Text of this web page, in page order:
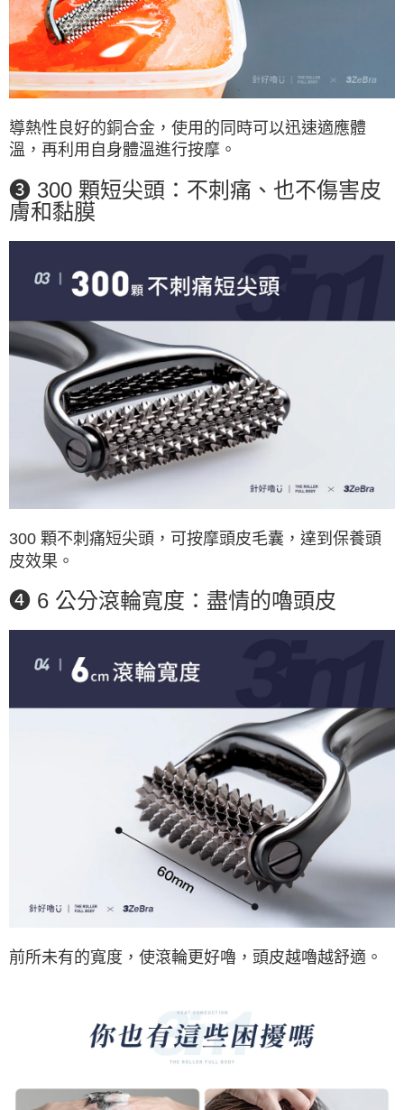
導熱性良好的銅合金，使用的同時可以迅速適應體
溫，再利用自身體溫進行按摩。
❸ 300 顆短尖頭：不刺痛、也不傷害皮
膚和黏膜
300 顆不刺痛短尖頭，可按摩頭皮毛囊，達到保養頭
皮效果。
❹ 6 公分滾輪寬度：盡情的嚕頭皮
前所未有的寬度，使滾輪更好嚕，頭皮越嚕越舒適。